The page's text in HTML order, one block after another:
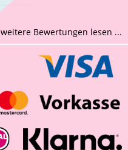
weitere Bewertungen lesen ...